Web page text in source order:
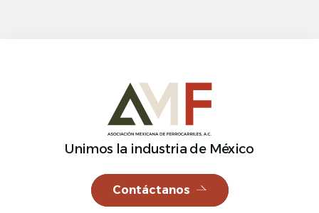
Unimos la industria de México
Contáctanos